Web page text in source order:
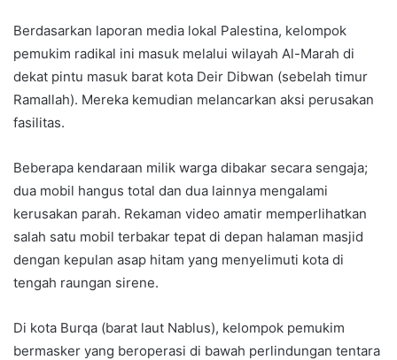
Berdasarkan laporan media lokal Palestina, kelompok
pemukim radikal ini masuk melalui wilayah Al-Marah di
dekat pintu masuk barat kota Deir Dibwan (sebelah timur
Ramallah). Mereka kemudian melancarkan aksi perusakan
fasilitas.
Beberapa kendaraan milik warga dibakar secara sengaja;
dua mobil hangus total dan dua lainnya mengalami
kerusakan parah. Rekaman video amatir memperlihatkan
salah satu mobil terbakar tepat di depan halaman masjid
dengan kepulan asap hitam yang menyelimuti kota di
tengah raungan sirene.
Di kota Burqa (barat laut Nablus), kelompok pemukim
bermasker yang beroperasi di bawah perlindungan tentara